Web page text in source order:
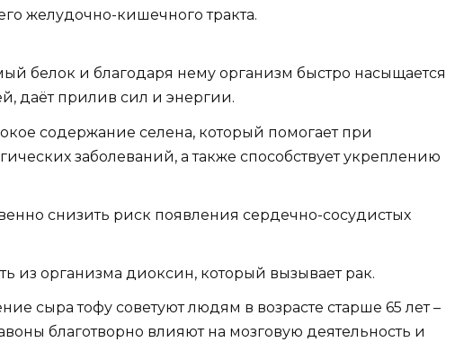
желудочно-кишечного тракта.
белок и благодаря нему организм быстро насыщается
даёт прилив сил и энергии.
содержание селена, который помогает при
заболеваний, а также способствует укреплению
снизить риск появления сердечно-сосудистых
из организма диоксин, который вызывает рак.
сыра тофу советуют людям в возрасте старше 65 лет –
благотворно влияют на мозговую деятельность и